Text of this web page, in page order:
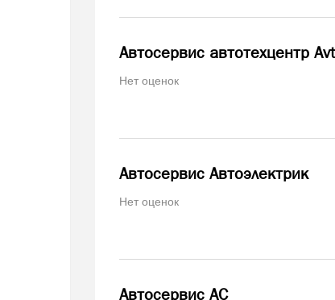
Автосервис автотехцентр
Нет оценок
Автосервис Автоэлектрик
Нет оценок
Автосервис АС